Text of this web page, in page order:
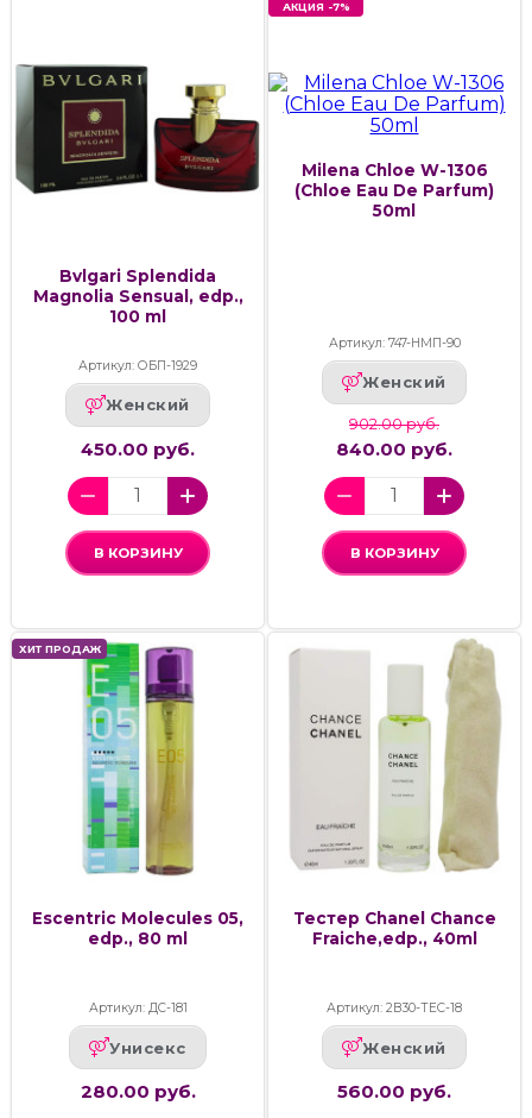
Bvlgari Splendida
Magnolia Sensual, edp.,
100 ml
Артикул: ОБП-1929
Женский
450.00 руб.
В КОРЗИНУ
АКЦИЯ -7%
Milena Chloe W-1306
(Chloe Eau De Parfum)
50ml
Артикул: 747-НМП-90
Женский
902.00 руб.
840.00 руб.
В КОРЗИНУ
ХИТ ПРОДАЖ
Escentric Molecules 05,
edp., 80 ml
Артикул: ДС-181
Унисекс
280.00 руб.
Тестер Chanel Chance
Fraiche,edp., 40ml
Артикул: 2В30-ТЕС-18
Женский
560.00 руб.